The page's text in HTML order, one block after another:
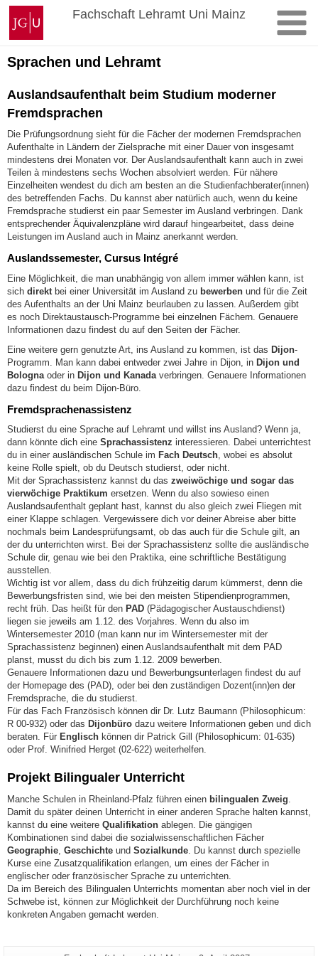
Zum
Inhalt
springen
Johannes
Gutenberg-
Universität
Mainz
Fachschaft Lehramt Uni Mainz
Sprachen und Lehramt
Auslandsaufenthalt beim Studium moderner
Fremdsprachen
Die Prüfungsordnung sieht für die Fächer der modernen Fremdsprachen
Aufenthalte in Ländern der Zielsprache mit einer Dauer von insgesamt
mindestens drei Monaten vor. Der Auslandsaufenthalt kann auch in zwei
Teilen à mindestens sechs Wochen absolviert werden. Für nähere
Einzelheiten wendest du dich am besten an die Studienfachberater(innen)
des betreffenden Fachs. Du kannst aber natürlich auch, wenn du keine
Fremdsprache studierst ein paar Semester im Ausland verbringen. Dank
entsprechender Äquivalenzpläne wird darauf hingearbeitet, dass deine
Leistungen im Ausland auch in Mainz anerkannt werden.
Auslandssemester, Cursus Intégré
Eine Möglichkeit, die man unabhängig von allem immer wählen kann, ist
sich direkt bei einer Universität im Ausland zu bewerben und für die Zeit
des Aufenthalts an der Uni Mainz beurlauben zu lassen. Außerdem gibt
es noch Direktaustausch-Programme bei einzelnen Fächern. Genauere
Informationen dazu findest du auf den Seiten der Fächer.
Eine weitere gern genutzte Art, ins Ausland zu kommen, ist das Dijon-
Programm. Man kann dabei entweder zwei Jahre in Dijon, in Dijon und
Bologna oder in Dijon und Kanada verbringen. Genauere Informationen
dazu findest du beim Dijon-Büro.
Fremdsprachenassistenz
Studierst du eine Sprache auf Lehramt und willst ins Ausland? Wenn ja,
dann könnte dich eine Sprachassistenz interessieren. Dabei unterrichtest
du in einer ausländischen Schule im Fach Deutsch, wobei es absolut
keine Rolle spielt, ob du Deutsch studierst, oder nicht.
Mit der Sprachassistenz kannst du das zweiwöchige und sogar das
vierwöchige Praktikum ersetzen. Wenn du also sowieso einen
Auslandsaufenthalt geplant hast, kannst du also gleich zwei Fliegen mit
einer Klappe schlagen. Vergewissere dich vor deiner Abreise aber bitte
nochmals beim Landesprüfungsamt, ob das auch für die Schule gilt, an
der du unterrichten wirst. Bei der Sprachassistenz sollte die ausländische
Schule dir, genau wie bei den Praktika, eine schriftliche Bestätigung
ausstellen.
Wichtig ist vor allem, dass du dich frühzeitig darum kümmerst, denn die
Bewerbungsfristen sind, wie bei den meisten Stipendienprogrammen,
recht früh. Das heißt für den PAD (Pädagogischer Austauschdienst)
liegen sie jeweils am 1.12. des Vorjahres. Wenn du also im
Wintersemester 2010 (man kann nur im Wintersemester mit der
Sprachassistenz beginnen) einen Auslandsaufenthalt mit dem PAD
planst, musst du dich bis zum 1.12. 2009 bewerben.
Genauere Informationen dazu und Bewerbungsunterlagen findest du auf
der Homepage des (PAD), oder bei den zuständigen Dozent(inn)en der
Fremdsprache, die du studierst.
Für das Fach Französisch können dir Dr. Lutz Baumann (Philosophicum:
R 00-932) oder das Dijonbüro dazu weitere Informationen geben und dich
beraten. Für Englisch können dir Patrick Gill (Philosophicum: 01-635)
oder Prof. Winifried Herget (02-622) weiterhelfen.
Projekt Bilingualer Unterricht
Manche Schulen in Rheinland-Pfalz führen einen bilingualen Zweig
Damit du später deinen Unterricht in einer anderen Sprache halten kannst,
kannst du eine weitere Qualifikation ablegen. Die gängigen
Kombinationen sind dabei die sozialwissenschaftlichen Fächer
Geographie Geschichte und Sozialkunde . Du kannst durch spezielle
Kurse eine Zusatzqualifikation erlangen, um eines der Fächer in
englischer oder französischer Sprache zu unterrichten.
Da im Bereich des Bilingualen Unterrichts momentan aber noch viel in der
Schwebe ist, können zur Möglichkeit der Durchführung noch keine
konkreten Angaben gemacht werden.